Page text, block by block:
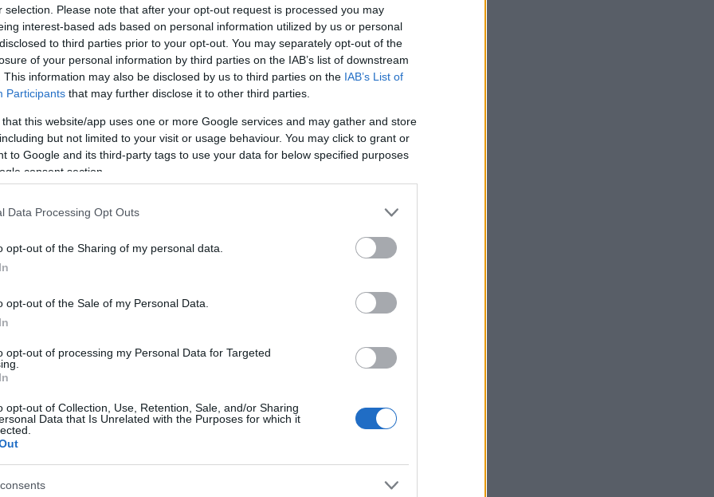
selection. Please note that after your opt-out request is processed you may
interest-based ads based on personal information utilized by us or personal
to third parties prior to your opt-out. You may separately opt-out of the
of your personal information by third parties on the IAB’s list of downstream
This information may also be disclosed by us to third parties on the IAB’s List of
Participants that may further disclose it to other third parties.
that this website/app uses one or more Google services and may gather and store
but not limited to your visit or usage behaviour. You may click to grant or
to Google and its third-party tags to use your data for below specified purposes
consent section.
Data Processing Opt Outs
opt-out of the Sharing of my personal data.
opt-out of the Sale of my Personal Data.
opt-out of processing my Personal Data for Targeted
opt-out of Collection, Use, Retention, Sale, and/or Sharing
Data that Is Unrelated with the Purposes for which it
Brakuje czegoś w haśle?
abonenci Dobrego słownika.
SPRAWDŹ